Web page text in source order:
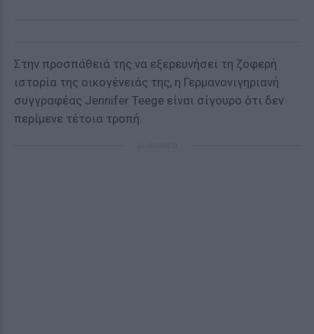
Στην προσπάθειά της να εξερευνήσει τη ζοφερή
ιστορία της οικογένειάς της, η Γερμανονιγηριανή
συγγραφέας Jennifer Teege είναι σίγουρο ότι δεν
περίμενε τέτοια τροπή.